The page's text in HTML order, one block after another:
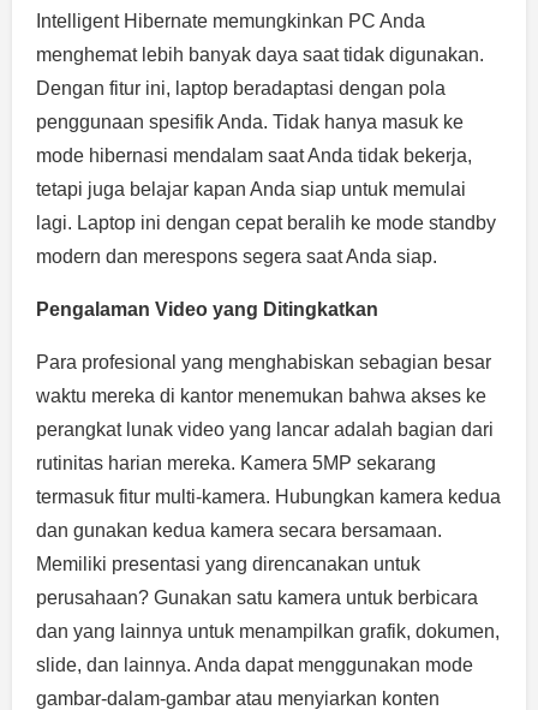
Intelligent Hibernate memungkinkan PC Anda
menghemat lebih banyak daya saat tidak digunakan.
Dengan fitur ini, laptop beradaptasi dengan pola
penggunaan spesifik Anda. Tidak hanya masuk ke
mode hibernasi mendalam saat Anda tidak bekerja,
tetapi juga belajar kapan Anda siap untuk memulai
lagi. Laptop ini dengan cepat beralih ke mode standby
modern dan merespons segera saat Anda siap.
Pengalaman Video yang Ditingkatkan
Para profesional yang menghabiskan sebagian besar
waktu mereka di kantor menemukan bahwa akses ke
perangkat lunak video yang lancar adalah bagian dari
rutinitas harian mereka. Kamera 5MP sekarang
termasuk fitur multi-kamera. Hubungkan kamera kedua
dan gunakan kedua kamera secara bersamaan.
Memiliki presentasi yang direncanakan untuk
perusahaan? Gunakan satu kamera untuk berbicara
dan yang lainnya untuk menampilkan grafik, dokumen,
slide, dan lainnya. Anda dapat menggunakan mode
gambar-dalam-gambar atau menyiarkan konten